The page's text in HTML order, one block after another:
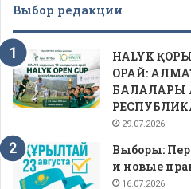
Выбор редакции
HALYK
ОРАЙ:
БАЛАЛАРЫ
29.07.2026
Выборы:
и новые
16.07.2026